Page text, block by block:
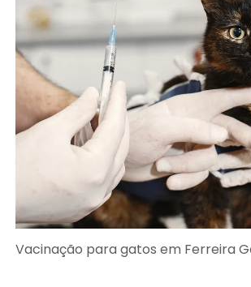
Vacinação para gatos em Ferreira